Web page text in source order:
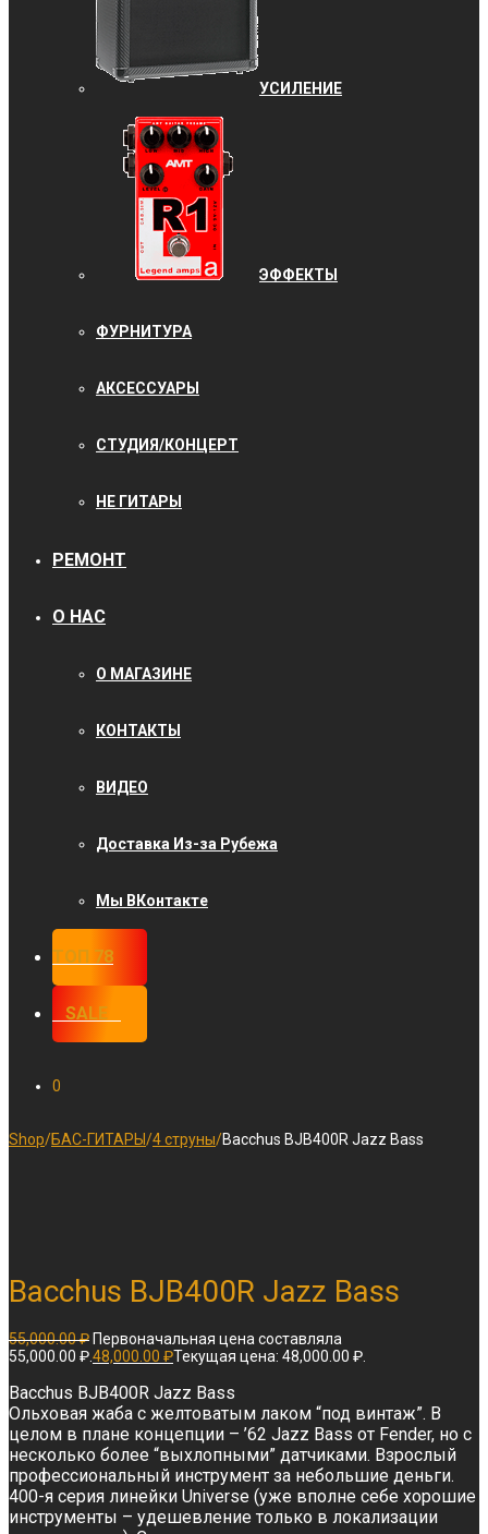
УCИЛЕНИЕ
ЭФФЕКТЫ
ФУРНИТУРА
АКСЕССУАРЫ
СТУДИЯ/КОНЦЕРТ
НЕ ГИТАРЫ
РЕМОНТ
О НАС
О МАГАЗИНЕ
КОНТАКТЫ
ВИДЕО
Доставка Из-за Рубежа
Мы ВКонтакте
ТОП 78
⠀SALE⠀
0
Shop/БАС-ГИТАРЫ/4 струны/Bacchus BJB400R Jazz Bass
Bacchus BJB400R Jazz Bass
55,000.00₽Первоначальная цена составляла
55,000.00 ₽.48,000.00 ₽Текущая цена: 48,000.00 ₽.
Bacchus BJB400R Jazz Bass
Ольховая жаба с желтоватым лаком “под винтаж”. В
целом в плане концепции – ’62 Jazz Bass от Fender, но с
несколько более “выхлопными” датчиками. Взрослый
профессиональный инструмент за небольшие деньги.
400-я серия линейки Universe (уже вполне себе хорошие
инструменты – удешевление только в локализации